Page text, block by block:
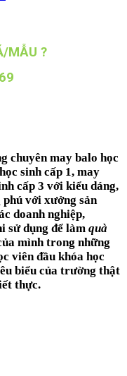
MẪU ?
chuyên may balo học
sinh cấp 1, may
cấp 3 với kiểu dáng,
phú với xưởng sản
doanh nghiệp,
sử dụng để làm quà
mình trong những
viên đầu khóa học
biểu của trường thật
thực.